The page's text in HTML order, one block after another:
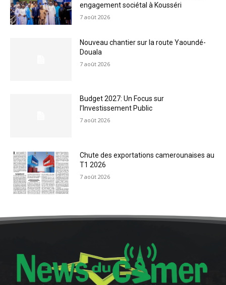
engagement sociétal à Kousséri
7 août 2026
Nouveau chantier sur la route Yaoundé-
Douala
7 août 2026
Budget 2027: Un Focus sur
l’Investissement Public
7 août 2026
Chute des exportations camerounaises au
T1 2026
7 août 2026